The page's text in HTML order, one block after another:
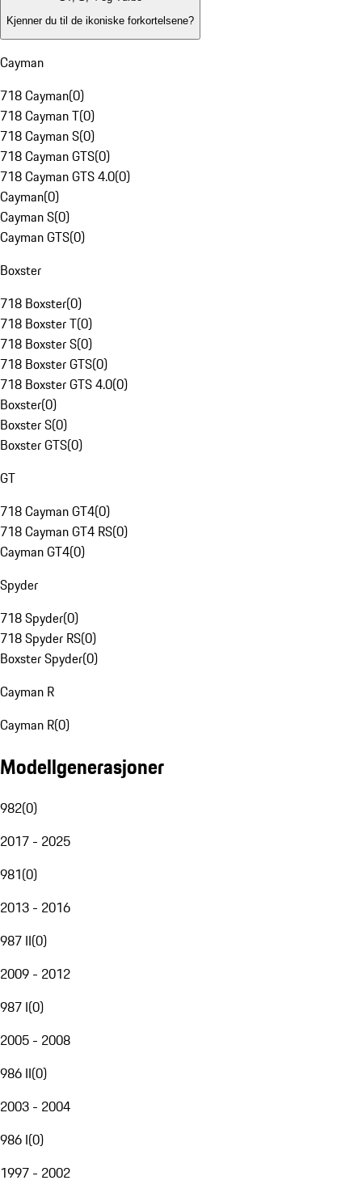
Kjenner du til de ikoniske forkortelsene?
Cayman
718 Cayman(0)
718 Cayman T(0)
718 Cayman S(0)
718 Cayman GTS(0)
718 Cayman GTS 4.0(0)
Cayman(0)
Cayman S(0)
Cayman GTS(0)
Boxster
718 Boxster(0)
718 Boxster T(0)
718 Boxster S(0)
718 Boxster GTS(0)
718 Boxster GTS 4.0(0)
Boxster(0)
Boxster S(0)
Boxster GTS(0)
GT
718 Cayman GT4(0)
718 Cayman GT4 RS(0)
Cayman GT4(0)
Spyder
718 Spyder(0)
718 Spyder RS(0)
Boxster Spyder(0)
Cayman R
Cayman R(0)
Modellgenerasjoner
982(0)
2017 - 2025
981(0)
2013 - 2016
987 II(0)
2009 - 2012
987 I(0)
2005 - 2008
986 II(0)
2003 - 2004
986 I(0)
1997 - 2002